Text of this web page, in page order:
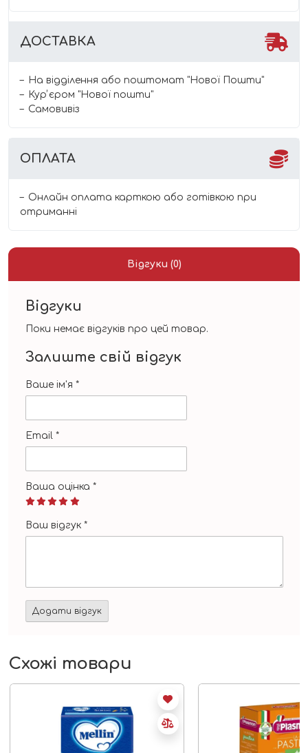
ДОСТАВКА
На відділення або поштомат "Нової Пошти"
Курʼєром "Нової пошти"
Самовивіз
ОПЛАТА
Онлайн оплата карткою або готівкою при
отриманні
Відгуки (0)
Відгуки
Поки немає відгуків про цей товар.
Залиште свій відгук
Ваше ім'я *
Email *
Ваша оцінка *
Ваш відгук *
Схожі товари